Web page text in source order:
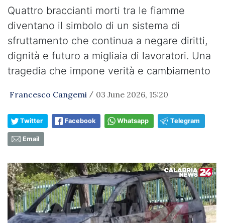
Quattro braccianti morti tra le fiamme
diventano il simbolo di un sistema di
sfruttamento che continua a negare diritti,
dignità e futuro a migliaia di lavoratori. Una
tragedia che impone verità e cambiamento
Francesco Cangemi / 03 June 2026, 15:20
Twitter Facebook Whatsapp Telegram
Email